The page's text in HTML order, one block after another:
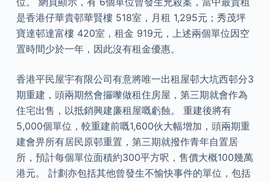
是香港仔華貴邨華賢樓 518室，月租 1,295元；秀茂坪
寶達邨達富樓 420室，租金 919元，上述兩個單位因空
置時間少於一年，因此沒有租金優惠。
香港平民屋宇有限公司有意將唯一出租屋邨大坑西邨分3
期重建，頭兩期然會攞嚟做租住房屋，第三期就會作為
住宅出售，以抵銷興建廉租屋嘅虧蝕。 重建後將有
5,000個單位，較重建前嘅1,600伙大幅增加，頭兩期重
建會畀所有居民原邨重置，第三期就撥作青年自置居
所，預計每個單位面積約300平方呎，售價大概100幾萬
港元。 計劃亦包括其他曾發生不愉快事件的單位，包括